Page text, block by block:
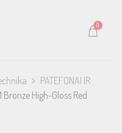
0
PATEFONAI IR
Bronze High-Gloss Red